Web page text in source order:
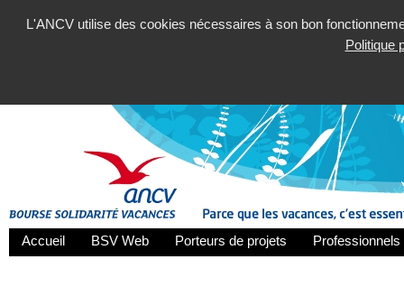
L'ANCV utilise des cookies nécessaires à son bon
Politique
Accueil BSV Web Porteurs de projets